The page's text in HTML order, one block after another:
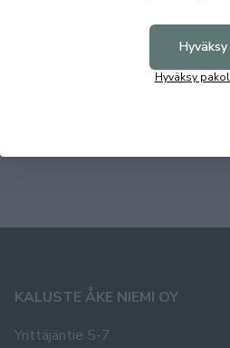
KALUSTE ÅKE NIEMI OY
Yrittäjäntie 5-7
Hyväksy
Hyväksy